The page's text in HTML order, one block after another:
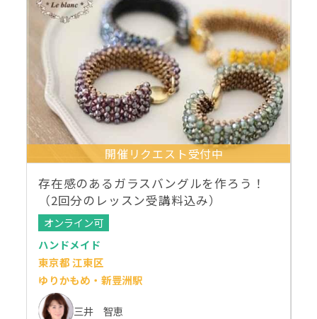
開催リクエスト受付中
存在感のあるガラスバングルを作ろう！
（2回分のレッスン受講料込み）
オンライン可
ハンドメイド
東京都 江東区
ゆりかもめ・新豊洲駅
三井 智恵